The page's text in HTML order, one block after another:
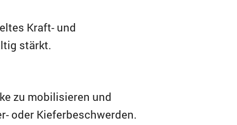
Kraft- und
stärkt.
zu mobilisieren und
oder Kieferbeschwerden.